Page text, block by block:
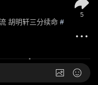
胡明轩三分续命 #
5